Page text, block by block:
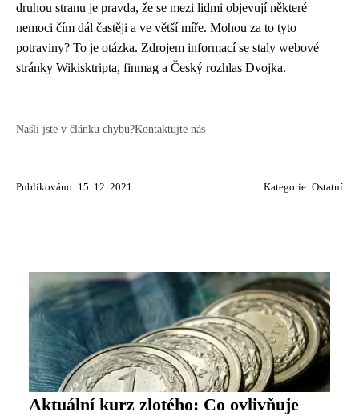
druhou stranu je pravda, že se mezi lidmi objevují některé
nemoci čím dál častěji a ve větší míře. Mohou za to tyto
potraviny? To je otázka. Zdrojem informací se staly webové
stránky Wikisktripta, finmag a Český rozhlas Dvojka.
Našli jste v článku chybu?Kontaktujte nás
Publikováno: 15. 12. 2021 Kategorie: Ostatní
Aktuální kurz zlotého: Co ovlivňuje